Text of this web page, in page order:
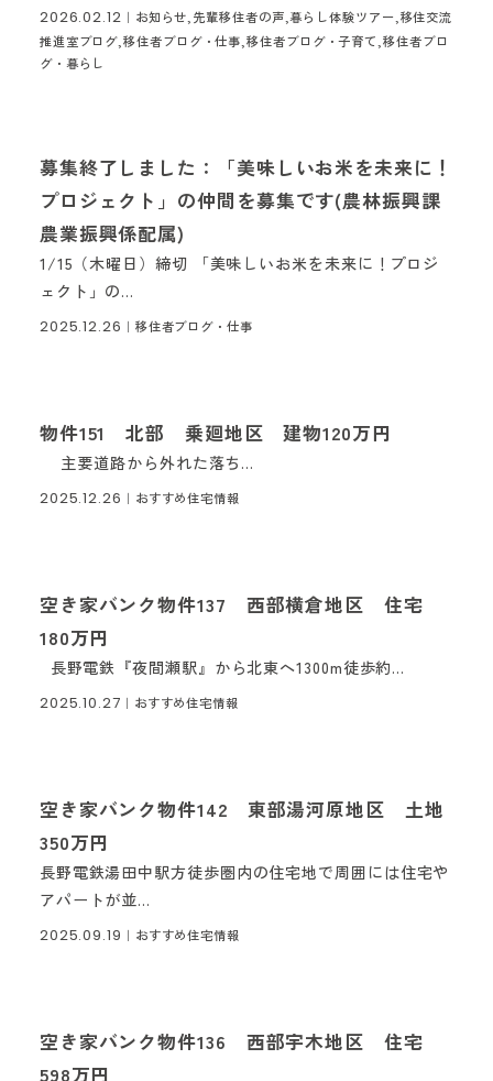
2026.02.12 ｜お知らせ,先輩移住者の声,暮らし体験ツアー,移住交流
推進室ブログ,移住者ブログ・仕事,移住者ブログ・子育て,移住者ブロ
グ・暮らし
募集終了しました：「美味しいお米を未来に！
プロジェクト」の仲間を募集です(農林振興課
農業振興係配属)
1/15（木曜日）締切 「美味しいお米を未来に！プロジ
ェクト」の...
2025.12.26 ｜移住者ブログ・仕事
物件151 北部 乗廻地区 建物120万円
主要道路から外れた落ち...
2025.12.26 ｜おすすめ住宅情報
空き家バンク物件137 西部横倉地区 住宅
180万円
長野電鉄『夜間瀬駅』から北東へ1300m徒歩約...
2025.10.27 ｜おすすめ住宅情報
空き家バンク物件142 東部湯河原地区 土地
350万円
長野電鉄湯田中駅方徒歩圏内の住宅地で周囲には住宅や
アパートが並...
2025.09.19 ｜おすすめ住宅情報
空き家バンク物件136 西部宇木地区 住宅
598万円